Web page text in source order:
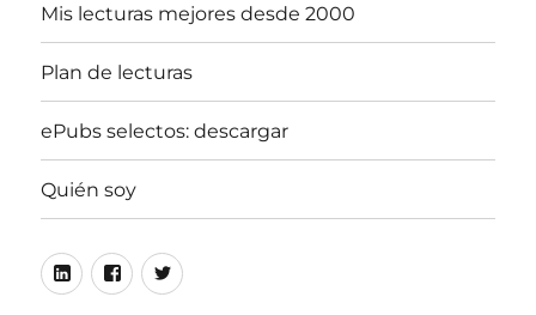
Mis lecturas mejores desde 2000
Plan de lecturas
ePubs selectos: descargar
Quién soy
LinkedinFacebookTwitter